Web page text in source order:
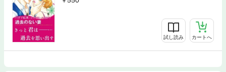
試し読み カートへ